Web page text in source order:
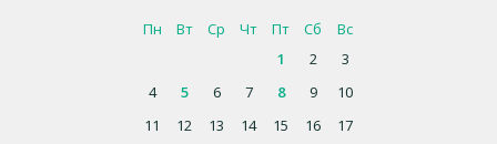
Пн Вт Ср Чт Пт Сб
Вс
1
2
3
4
5 6 7 8 9
10
11
12 13 14 15 16
17